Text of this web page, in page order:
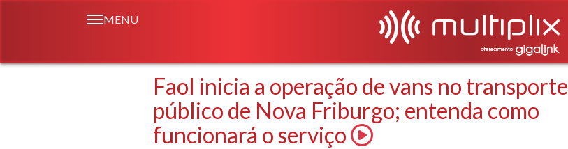
MENU
Faol inicia a operação de vans no transporte
público de Nova Friburgo; entenda como
funcionará o serviço